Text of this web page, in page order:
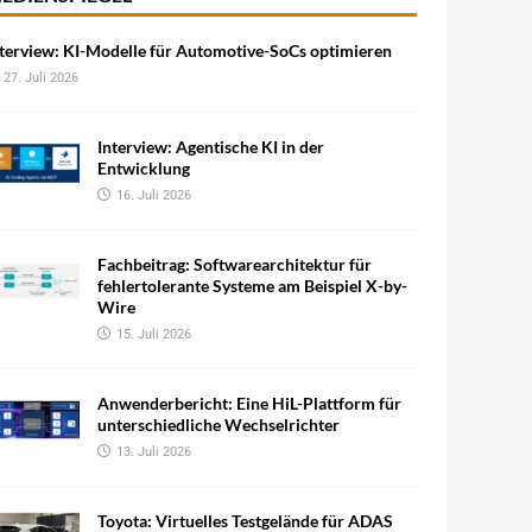
KI-Modelle für Automotive-SoCs optimieren
27. Juli 2026
Interview: Agentische KI in der
Entwicklung
16. Juli 2026
Fachbeitrag: Softwarearchitektur für
fehlertolerante Systeme am Beispiel X-by-
Wire
15. Juli 2026
Anwenderbericht: Eine HiL-Plattform für
unterschiedliche Wechselrichter
13. Juli 2026
Toyota: Virtuelles Testgelände für ADAS